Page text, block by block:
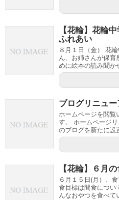
【花輪】花輪
ふれあい
８月１日（金） 花
ん、お姉さんが保育
めに絵本の読み聞か
ブログリニュ
ホームページを閲覧
す。 ホームページ
のブログを新たに設
【花輪】６月
６月１５日(月）、
食目標は間食につい
んなおやつを食べて